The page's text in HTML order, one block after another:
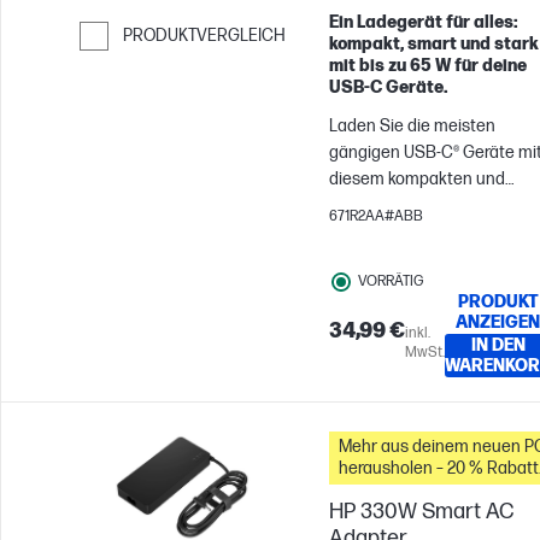
PRODUKTVERGLEICH
Weiter zum Vergleichen
Ein Ladegerät für alles:
kompakt, smart und stark
mit bis zu 65 W für deine
USB‑C Geräte.
Laden Sie die meisten
gängigen USB-C® Geräte
diesem kompakten und
intelligenten Ladegerät. Das
65 W genügend Leistung für
die meisten USB-C® Geräte.
671R2AA#ABB
VORRÄTIG
34,99 €inkl.
MwSt.
PRODUKT
ANZEIGEN
IN DEN
Mehr aus deinem neuen
herausholen – 20 % Rabatt
auf Zubehör
HP 330W Smart AC